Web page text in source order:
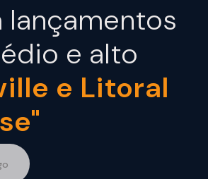
lançamentos
e alto
e Litoral